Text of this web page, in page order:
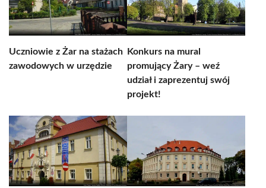
Uczniowie z Żar na stażach
zawodowych w urzędzie
Konkurs na mural
promujący Żary – weź
udział i zaprezentuj swój
projekt!